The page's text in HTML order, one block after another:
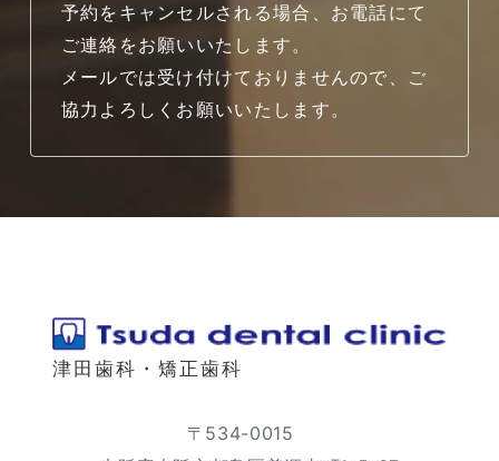
予約をキャンセルされる場合、お電話にて
ご連絡をお願いいたします。
メールでは受け付けておりませんので、ご
協力よろしくお願いいたします。
津田歯科・矯正歯科
〒534-0015